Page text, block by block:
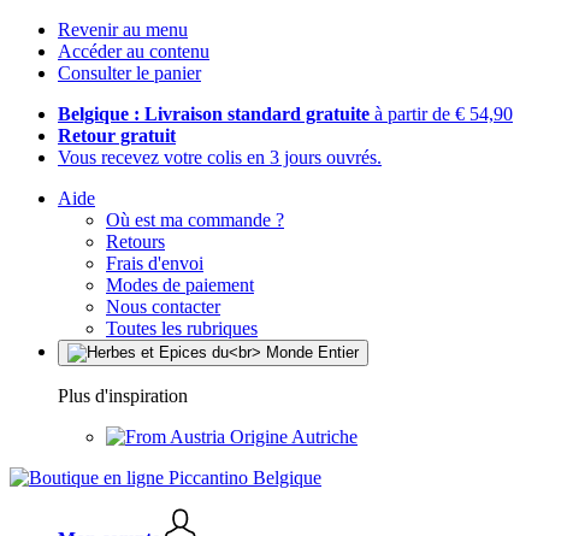
Revenir au menu
Accéder au contenu
Consulter le panier
Belgique : Livraison standard gratuite à partir de € 54,90
Retour gratuit
Vous recevez votre colis en 3 jours ouvrés.
Aide
Où est ma commande ?
Retours
Frais d'envoi
Modes de paiement
Nous contacter
Toutes les rubriques
Plus d'inspiration
Origine Autriche